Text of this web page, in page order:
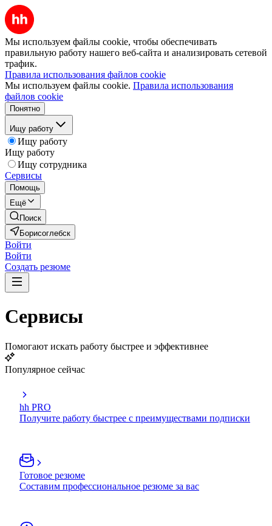
Мы используем файлы cookie, чтобы обеспечивать
правильную работу нашего веб-сайта и анализировать сетевой
трафик.
Правила использования файлов cookie
Мы используем файлы cookie. Правила использования
файлов cookie
Понятно
Ищу работу
Ищу работу
Ищу работу
Ищу сотрудника
Сервисы
Помощь
Ещё
Поиск
Борисоглебск
Войти
Войти
Создать резюме
Сервисы
Помогают искать работу быстрее и эффективнее
Популярное сейчас
hh PRO
Получите работу быстрее с преимуществами подписки
Готовое резюме
Составим профессиональное резюме за вас